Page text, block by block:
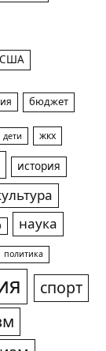
США
бюджет
дети жкх
история
наука
политика
спорт